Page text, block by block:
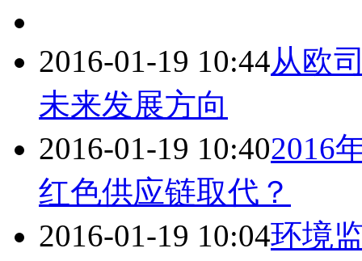
2016-01-19 10:44从欧
未来发展方向
2016-01-19 10:402016
红色供应链取代？
2016-01-19 10:04环境